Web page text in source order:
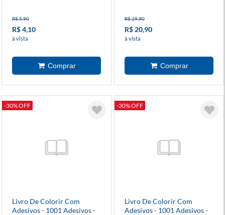
R$ 5,90
R$ 4,10
à vista
R$ 29,90
R$ 20,90
à vista
-30% OFF
Livro De Colorir Com
Adesivos - 1001 Adesivos -
-30% OFF
Livro De Colorir Com
Adesivos - 1001 Adesivos -